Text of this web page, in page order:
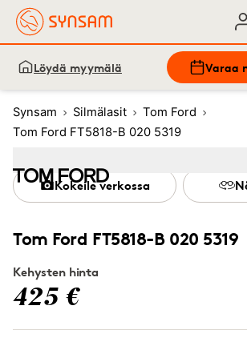
Löydä myymälä Varaa
Synsam Silmälasit
Tom Ford
Tom Ford FT5818-B 020 5319
Tom Ford FT5818-B 020 5319
Kehysten hinta
425 €
Kokeile verkossa
Image